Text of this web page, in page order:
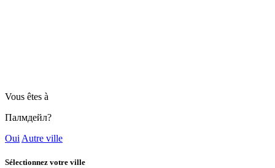
Vous êtes à
Палмдейл?
Oui Autre ville
Sélectionnez votre ville